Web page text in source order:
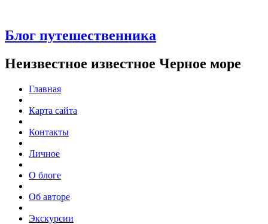
Блог путешественника
Неизвестное известное Черное море
Главная
Карта сайта
Контакты
Личное
О блоге
Об авторе
Экскурсии